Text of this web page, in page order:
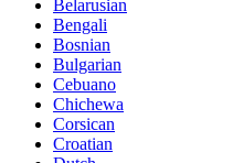
Belarusian
Bengali
Bosnian
Bulgarian
Cebuano
Chichewa
Corsican
Croatian